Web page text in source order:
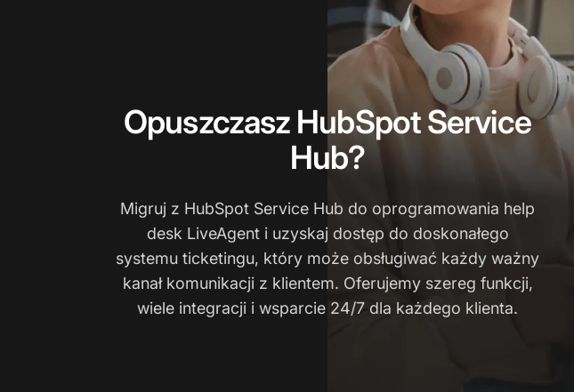
Opuszczasz HubSpot Service
Hub?
Migruj z HubSpot Service Hub do oprogramowania help
desk LiveAgent i uzyskaj dostęp do doskonałego
systemu ticketingu, który może obsługiwać każdy ważny
kanał komunikacji z klientem. Oferujemy szereg funkcji,
wiele integracji i wsparcie 24/7 dla każdego klienta.